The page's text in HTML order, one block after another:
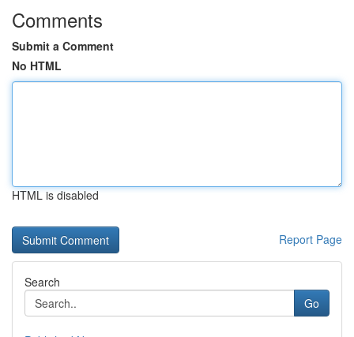
Comments
Submit a Comment
No HTML
HTML is disabled
Report Page
Search
Go